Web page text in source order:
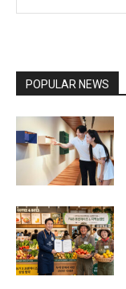
POPULAR NEWS